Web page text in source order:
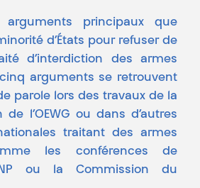
principaux que
d’États pour refuser de
d’interdiction des armes
arguments se retrouvent
parole lors des travaux de la
l’OEWG ou dans d’autres
traitant des armes
les conférences de
ou la Commission du